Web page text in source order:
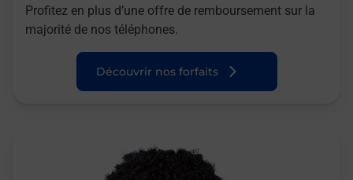
Profitez en plus d’une offre de remboursement sur la
majorité de nos téléphones.
Découvrir nos forfaits